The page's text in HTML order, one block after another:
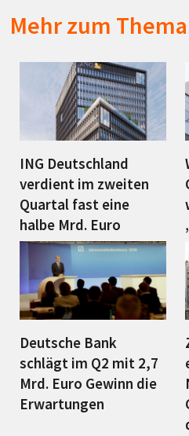
Mehr zum Thema
ING Deutschland
verdient im zweiten
Quartal fast eine
halbe Mrd. Euro
Deutsche Bank
schlägt im Q2 mit 2,7
Mrd. Euro Gewinn die
Erwartungen